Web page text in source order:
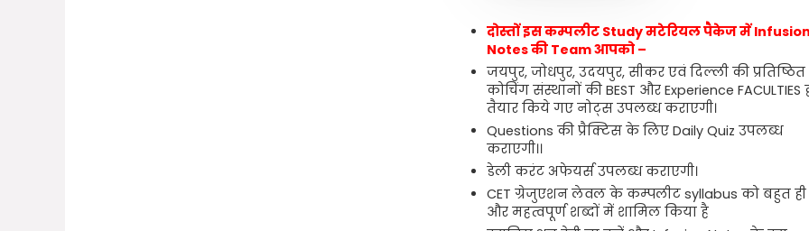
दोस्तों इस कम्पलीट Study मटेरियल पैकेज में
Notes की Team आपको –
जयपुर, जोधपुर, उदयपुर, सीकर एवं दिल्ली की प्रतिष्ठित
कोचिंग संस्थानों की BEST और Experience FACULTIES
तैयार किये गए नोट्स उपलब्ध कराएगी।
Questions की प्रैक्टिस के लिए Daily Quiz उपलब्ध
कराएगी।।
डेली करंट अफेयर्स उपलब्ध कराएगी।
CET ग्रेजुएशन लेवल के कम्पलीट syllabus को बहुत
और महत्वपूर्ण शब्दों में शामिल किया है